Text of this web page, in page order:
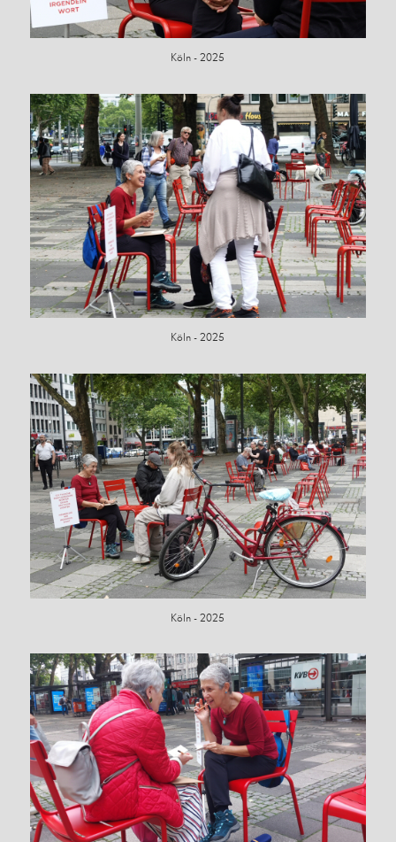
Köln - 2025
Köln - 2025
Köln - 2025